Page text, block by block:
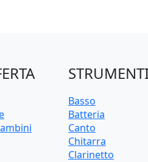
Basso
Batteria
Canto
Chitarra
Clarinetto